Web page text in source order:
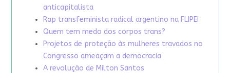
anticapitalista
Rap transfeminista radical argentino na FLIPEI
Quem tem medo dos corpos trans?
Projetos de proteção às mulheres travados no
Congresso ameaçam a democracia
A revolução de Milton Santos